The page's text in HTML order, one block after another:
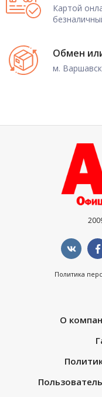
Картой
Обмен
м.
Политика
О